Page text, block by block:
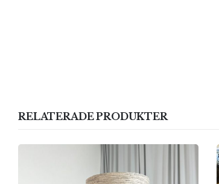
RELATERADE PRODUKTER